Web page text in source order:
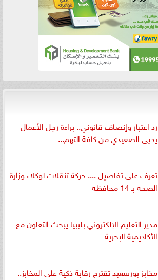
رد اعتبار وإنصاف قانوني.. براءة رجل الأعمال
يحيى الصعيدي من كافة التهم...
تعرف على تفاصيل .... حركة تنقلات لوكلاء وزارة
الصحه بـ 14 محافظه
مدير التعليم الإلكتروني بليبيا يبحث التعاون مع
الأكاديمية البحرية
مخابز بورسعيد تقترح رقابة ذكية على المخابز..